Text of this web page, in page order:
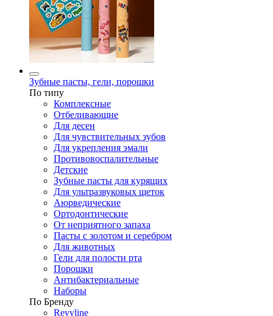
Зубные пасты, гели, порошки
По типу
Комплексные
Отбеливающие
Для десен
Для чувствительных зубов
Для укрепления эмали
Противовоспалительные
Детские
Зубные пасты для курящих
Для ультразвуковых щеток
Аюрведические
Ортодонтические
От неприятного запаха
Пасты с золотом и серебром
Для животных
Гели для полости рта
Порошки
Антибактериальные
Наборы
По Бренду
Revyline